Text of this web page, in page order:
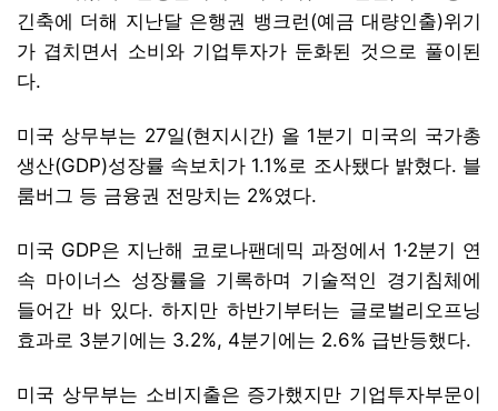
긴축에 더해 지난달 은행권 뱅크런(예금 대량인출)위기
가 겹치면서 소비와 기업투자가 둔화된 것으로 풀이된
다.
미국 상무부는 27일(현지시간) 올 1분기 미국의 국가총
생산(GDP)성장률 속보치가 1.1%로 조사됐다 밝혔다. 블
룸버그 등 금융권 전망치는 2%였다.
미국 GDP은 지난해 코로나팬데믹 과정에서 1·2분기 연
속 마이너스 성장률을 기록하며 기술적인 경기침체에
들어간 바 있다. 하지만 하반기부터는 글로벌리오프닝
효과로 3분기에는 3.2%, 4분기에는 2.6% 급반등했다.
미국 상무부는 소비지출은 증가했지만 기업투자부문이